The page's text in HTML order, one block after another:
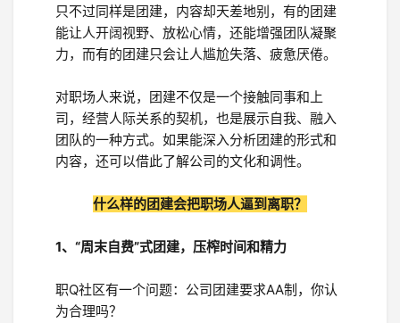
只不过同样是团建，内容却天差地别，有的团建
能让人开阔视野、放松心情，还能增强团队凝聚
力，而有的团建只会让人尴尬失落、疲惫厌倦。
对职场人来说，团建不仅是一个接触同事和上
司，经营人际关系的契机，也是展示自我、融入
团队的一种方式。如果能深入分析团建的形式和
内容，还可以借此了解公司的文化和调性。
什么样的团建会把职场人逼到离职？
1、“周末自费”式团建，压榨时间和精力
职Q社区有一个问题： 公司团建要求AA制，你认
为合理吗？